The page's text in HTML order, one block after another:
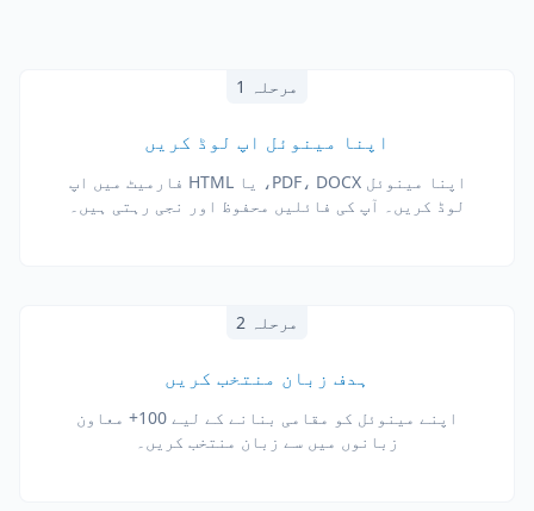
مرحلہ 1
اپنا مینوئل اپ لوڈ کریں
اپنا مینوئل PDF، DOCX، یا HTML فارمیٹ میں اپ
لوڈ کریں۔ آپ کی فائلیں محفوظ اور نجی رہتی ہیں۔
مرحلہ 2
ہدف زبان منتخب کریں
اپنے مینوئل کو مقامی بنانے کے لیے 100+ معاون
زبانوں میں سے زبان منتخب کریں۔